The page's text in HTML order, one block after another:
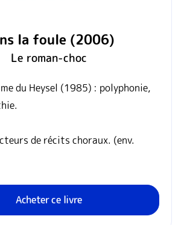
la foule (2006)
Le roman‑choc
du Heysel (1985) : polyphonie,
de récits choraux. (env.
Acheter ce livre